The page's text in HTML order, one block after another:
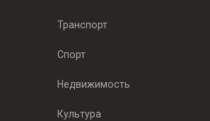
Транспорт
Спорт
Недвижимость
Культура